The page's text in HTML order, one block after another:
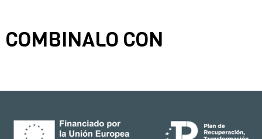
COMBINALO CON